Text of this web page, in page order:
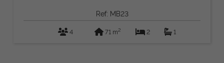
Ref: MB23
4 71 m2 2 1